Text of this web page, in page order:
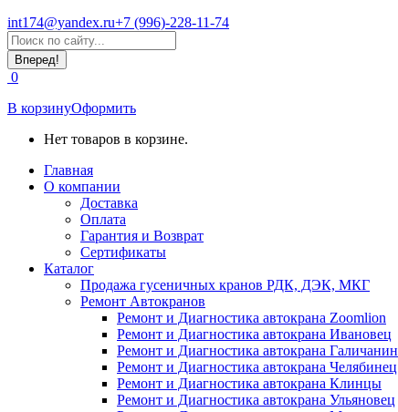
int174@yandex.ru+7 (996)-228-11-74
Страница
WhatsApp
открывается
в
новом
окне
Поиск:
0
В корзинуОформить
Нет товаров в корзине.
Главная
О компании
Доставка
Оплата
Гарантия и Возврат
Сертификаты
Каталог
Продажа гусеничных кранов РДК, ДЭК, МКГ
Ремонт Автокранов
Ремонт и Диагностика автокрана Zoomlion
Ремонт и Диагностика автокрана Ивановец
Ремонт и Диагностика автокрана Галичанин
Ремонт и Диагностика автокрана Челябинец
Ремонт и Диагностика автокрана Клинцы
Ремонт и Диагностика автокрана Ульяновец